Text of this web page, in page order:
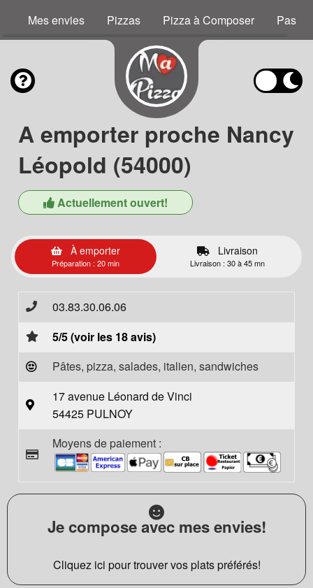
Mes envies Pizzas Pizza à Composer Pastas
A emporter proche Nancy
Léopold (54000)
Actuellement ouvert!
À emporter
Préparation : 20 min
Livraison
Livraison : 30 à 45 mn
03.83.30.06.06
5/5 (voir les 18 avis)
Pâtes, pizza, salades, italien, sandwiches
17 avenue Léonard de Vinci
54425 PULNOY
Moyens de paiement :
Je compose avec mes envies!
Cliquez ici pour trouver vos plats préférés!